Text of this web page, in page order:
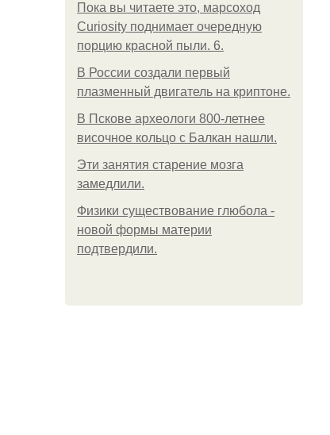
Пока вы читаете это, марсоход
Curiosity поднимает очередную
порцию красной пыли. 6.
В России создали первый
плазменный двигатель на криптоне.
В Пскове археологи 800-летнее
височное кольцо с Балкан нашли.
Эти занятия старение мозга
замедлили.
Физики существование глюбола -
новой формы материи
подтвердили.